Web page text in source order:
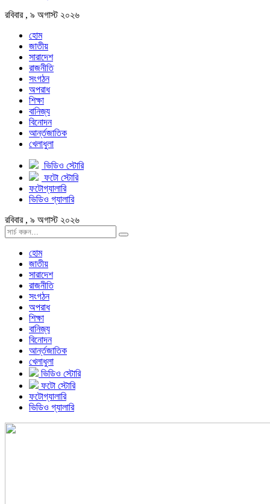
রবিবার , ৯ অগাস্ট ২০২৬
হোম
জাতীয়
সারাদেশ
রাজনীতি
সংগঠন
অপরাধ
শিক্ষা
বানিজ্য
বিনোদন
আর্ন্তজাতিক
খেলাধুলা
ভিডিও স্টোরি
ফটো স্টোরি
ফটোগ্যালারি
ভিডিও গ্যালারি
রবিবার , ৯ অগাস্ট ২০২৬
হোম
জাতীয়
সারাদেশ
রাজনীতি
সংগঠন
অপরাধ
শিক্ষা
বানিজ্য
বিনোদন
আর্ন্তজাতিক
খেলাধুলা
ভিডিও স্টোরি
ফটো স্টোরি
ফটোগ্যালারি
ভিডিও গ্যালারি